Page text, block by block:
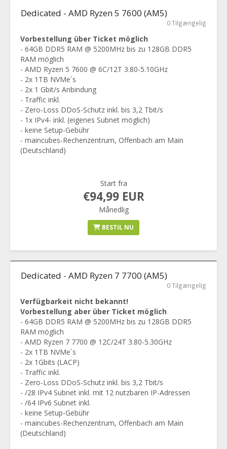
Dedicated - AMD Ryzen 5 7600 (AM5)
0 Tilgængelig
Vorbestellung über Ticket möglich
- 64GB DDR5 RAM @ 5200MHz bis zu 128GB DDR5
RAM möglich
- AMD Ryzen 5 7600 @ 6C/12T 3.80-5.10GHz
- 2x 1TB NVMe´s
- 2x 1 Gbit/s Anbindung
- Traffic inkl.
- Zero-Loss DDoS-Schutz inkl. bis 3,2 Tbit/s
- 1x IPv4- inkl. (eigenes Subnet möglich)
- keine Setup-Gebühr
- maincubes-Rechenzentrum, Offenbach am Main
(Deutschland)
Start fra
€94,99 EUR
Månedlig
BESTIL NU
Dedicated - AMD Ryzen 7 7700 (AM5)
0 Tilgængelig
Verfügbarkeit nicht bekannt!
Vorbestellung aber über Ticket möglich
- 64GB DDR5 RAM @ 5200MHz bis zu 128GB DDR5
RAM möglich
- AMD Ryzen 7 7700 @ 12C/24T 3.80-5.30GHz
- 2x 1TB NVMe´s
- 2x 1Gbits (LACP)
- Traffic inkl.
- Zero-Loss DDoS-Schutz inkl. bis 3,2 Tbit/s
- /28 IPv4 Subnet inkl. mit 12 nutzbaren IP-Adressen
- /64 IPv6 Subnet inkl.
- keine Setup-Gebühr
- maincubes-Rechenzentrum, Offenbach am Main
(Deutschland)